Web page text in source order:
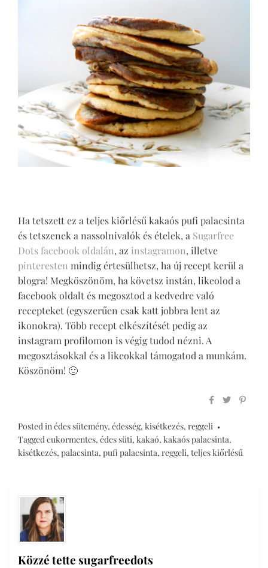
Ha tetszett ez a teljes kiőrlésű kakaós pufi palacsinta
és tetszenek a nassolnivalók és ételek, a Sugarfree
Dots facebook oldalán, az instagramon, illetve
pinteresten mindig értesülhetsz, ha új recept kerül a
blogra! Megköszönöm, ha követsz instán, likeolod a
facebook oldalt és megosztod a kedvedre való
recepteket (egyszerűen csak katt jobbra lent az
ikonokra). Több recept elkészítését pedig az
instagram profilomon is végig tudod nézni. A
megosztásokkal és a likeokkal támogatod a munkám.
Köszönöm! 🙂
Posted inédes sütemény, édesség, kisétkezés, reggeli
Taggedcukormentes, édes süti, kakaó, kakaós palacsinta,
kisétkezés, palacsinta, pufi palacsinta, reggeli, teljes kiőrlésű
Közzé tette sugarfreedots